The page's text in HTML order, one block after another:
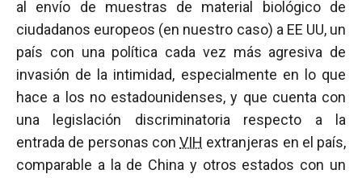
al envío de muestras de material biológico de
ciudadanos europeos (en nuestro caso) a EE UU, un
país con una política cada vez más agresiva de
invasión de la intimidad, especialmente en lo que
hace a los no estadounidenses, y que cuenta con
una legislación discriminatoria respecto a la
entrada de personas con VIH extranjeras en el país,
comparable a la de China y otros estados con un